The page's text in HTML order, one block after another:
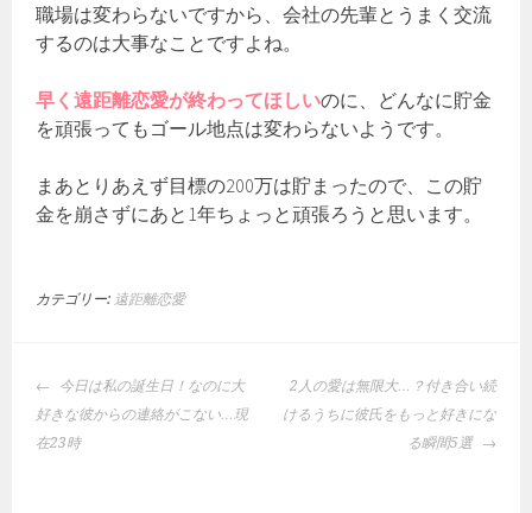
職場は変わらないですから、会社の先輩とうまく交流
するのは大事なことですよね。
早く遠距離恋愛が終わってほしいのに、どんなに貯金
を頑張ってもゴール地点は変わらないようです。
まあとりあえず目標の200万は貯まったので、この貯
金を崩さずにあと1年ちょっと頑張ろうと思います。
カテゴリー: 遠距離恋愛
投
稿
ナ
今日は私の誕生日！なのに大
好きな彼からの連絡がこない…現
在23時
2人の愛は無限大…？付き合い続
けるうちに彼氏をもっと好きにな
る瞬間5選